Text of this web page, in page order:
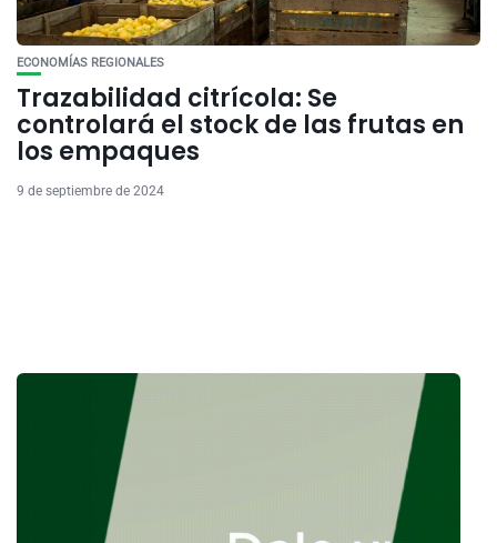
ECONOMÍAS REGIONALES
Trazabilidad citrícola: Se
controlará el stock de las frutas en
los empaques
9 de septiembre de 2024